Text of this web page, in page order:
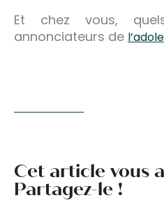
Et chez vous,
annonciateurs de
Cet article vous
Partagez-le !